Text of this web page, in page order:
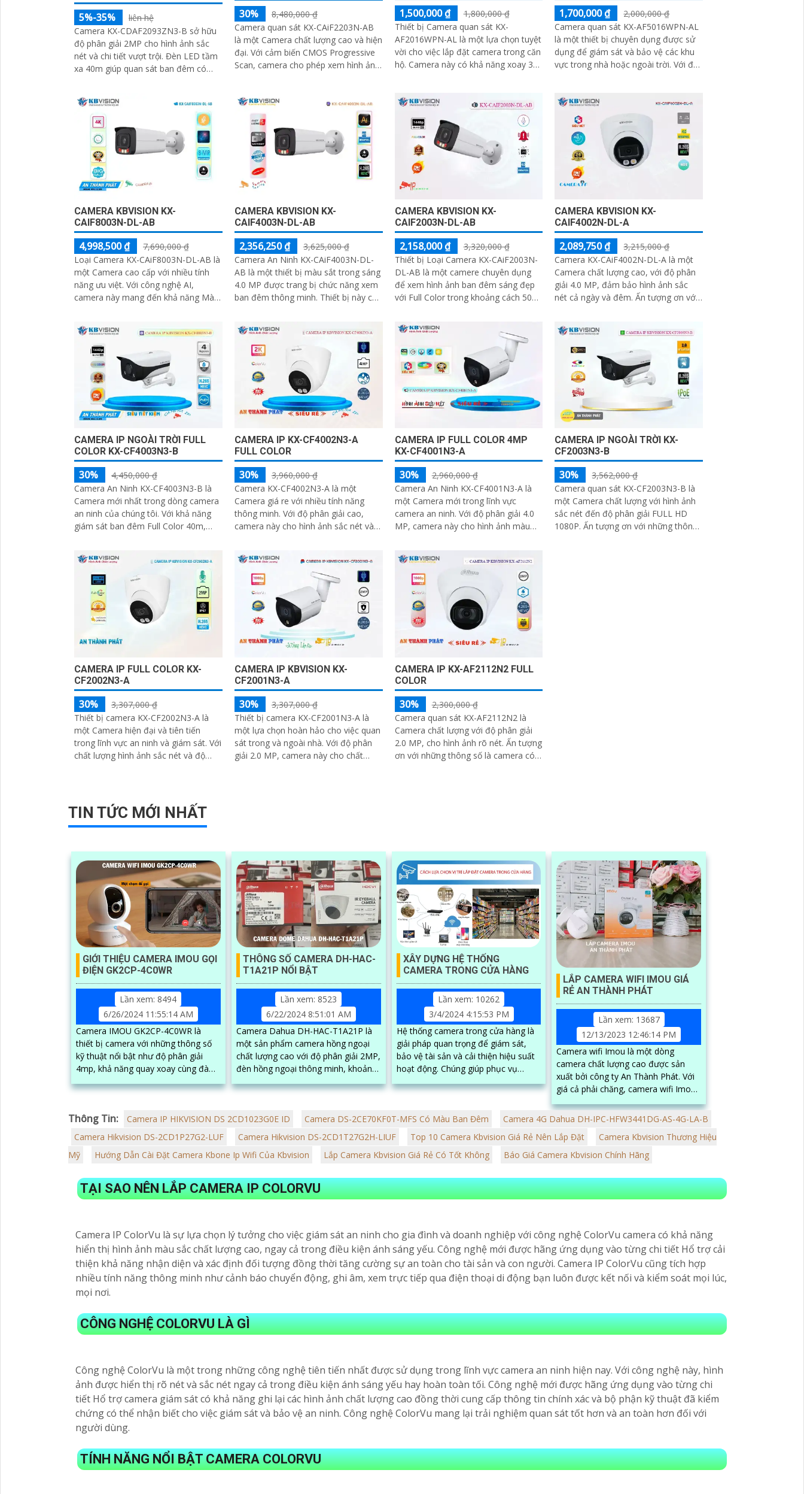
5%-35%
liên hệ
Camera KX-CDAF2093ZN3-B sở hữu
độ phân giải 2MP cho hình ảnh sắc
nét và chi tiết vượt trội. Đèn LED tầm
xa 40m giúp quan sát ban đêm có
30%
8,480,000 ₫
Camera quan sát KX-CAiF2203N-AB
là một Camera chất lượng cao và hiện
đại. Với cảm biến CMOS Progressive
Scan, camera cho phép xem hình ảnh
đến 30m
1,500,000 ₫
1,800,000 ₫
Thiết bị Camera quan sát KX-
AF2016WPN-AL là một lựa chọn tuyệt
vời cho việc lắp đặt camera trong căn
hộ. Camera này có khả năng xoay 360
1,700,000 ₫
2,000,000 ₫
Camera quan sát KX-AF5016WPN-AL
là một thiết bị chuyên dụng được sử
dụng để giám sát và bảo vệ các khu
vực trong nhà hoặc ngoài trời. Với độ
xem hình ảnh rõ nét và chi tiết
CAMERA KBVISION KX-
CAIF8003N-DL-AB
4,998,500 ₫
7,690,000 ₫
Loại Camera KX-CAiF8003N-DL-AB là
một Camera cao cấp với nhiều tính
năng ưu việt. Với công nghệ AI,
camera này mang đến khả năng Màu
CAMERA KBVISION KX-
CAIF4003N-DL-AB
2,356,250 ₫
3,625,000 ₫
Camera An Ninh KX-CAiF4003N-DL-
AB là một thiết bị màu sắt trong sáng
4.0 MP được trang bị chức năng xem
ban đêm thông minh. Thiết bị này có
CAMERA KBVISION KX-
CAIF2003N-DL-AB
2,158,000 ₫
3,320,000 ₫
Thiết bị Loại Camera KX-CAiF2003N-
DL-AB là một camere chuyên dụng
để xem hình ảnh ban đêm sáng đẹp
với Full Color trong khoảng cách 50m.
HD...
CAMERA KBVISION KX-
CAIF4002N-DL-A
2,089,750 ₫
3,215,000 ₫
Camera KX-CAiF4002N-DL-A là một
Camera chất lượng cao, với độ phân
giải 4.0 MP, đảm bảo hình ảnh sắc
nét cả ngày và đêm. Ấn tượng ơn với
CAMERA IP NGOÀI TRỜI FULL
COLOR KX-CF4003N3-B
30%
4,450,000 ₫
Camera An Ninh KX-CF4003N3-B là
Camera mới nhất trong dòng camera
an ninh của chúng tôi. Với khả năng
giám sát ban đêm Full Color 40m,
điều kiện thiếu ánh sáng
CAMERA IP KX-CF4002N3-A
FULL COLOR
30%
3,960,000 ₫
Camera KX-CF4002N3-A là một
Camera giá re với nhiều tính năng
thông minh. Với độ phân giải cao,
camera này cho hình ảnh sắc nét và
CAMERA IP FULL COLOR 4MP
KX-CF4001N3-A
30%
2,960,000 ₫
Camera An Ninh KX-CF4001N3-A là
một Camera mới trong lĩnh vực
camera an ninh. Với độ phân giải 4.0
MP, camera này cho hình ảnh màu
CAMERA IP NGOÀI TRỜI KX-
CF2003N3-B
30%
3,562,000 ₫
Camera quan sát KX-CF2003N3-B là
một Camera chất lượng với hình ảnh
sắc nét đến độ phân giải FULL HD
1080P. Ấn tượng ơn với những thông
CAMERA IP FULL COLOR KX-
CF2002N3-A
30%
3,307,000 ₫
Thiết bị camera KX-CF2002N3-A là
một Camera hiện đại và tiên tiến
trong lĩnh vực an ninh và giám sát. Với
chất lượng hình ảnh sắc nét và độ
sát
CAMERA IP KBVISION KX-
CF2001N3-A
30%
3,307,000 ₫
Thiết bị camera KX-CF2001N3-A là
một lựa chọn hoàn hảo cho việc quan
sát trong và ngoài nhà. Với độ phân
giải 2.0 MP, camera này cho chất
CAMERA IP KX-AF2112N2 FULL
COLOR
30%
2,300,000 ₫
Camera quan sát KX-AF2112N2 là
Camera chất lượng với độ phân giải
2.0 MP, cho hình ảnh rõ nét. Ấn tượng
ơn với những thông số là camera có
TIN TỨC MỚI NHẤT
GIỚI THIỆU CAMERA IMOU GỌI
ĐIỆN GK2CP-4C0WR
Lần xem: 8494
6/26/2024 11:55:14 AM
Camera IMOU GK2CP-4C0WR là
thiết bị camera với những thông số
kỹ thuật nổi bật như độ phân giải
4mp, khả năng quay xoay cùng đàm
thoại 2 chiều, công nghệ AI thông
minh giúp phát...
THÔNG SỐ CAMERA DH-HAC-
T1A21P NỔI BẬT
Lần xem: 8523
6/22/2024 8:51:01 AM
Camera Dahua DH-HAC-T1A21P là
một sản phẩm camera hồng ngoại
chất lượng cao với độ phân giải 2MP,
đèn hồng ngoại thông minh, khoảng
cách quan sát lên đến 10m trong
điều kiện ánh...
XÂY DỰNG HỆ THỐNG
CAMERA TRONG CỬA HÀNG
Lần xem: 10262
3/4/2024 4:15:53 PM
Hệ thống camera trong cửa hàng là
giải pháp quan trọng để giám sát,
bảo vệ tài sản và cải thiện hiệu suất
hoạt động. Chúng giúp phục vụ
khách hàng tốt hơn, đảm bảo an
ninh cho cửa hàng và ngăn chặn
LẮP CAMERA WIFI IMOU GIÁ
RẺ AN THÀNH PHÁT
Lần xem: 13687
12/13/2023 12:46:14 PM
Camera wifi Imou là một dòng
camera chất lượng cao được sản
xuất bởi công ty An Thành Phát. Với
giá cả phải chăng, camera wifi Imou
mang lại cho người dùng nhiều tính
năng và khả năng giám sát an ninh
Thông Tin: Camera IP HIKVISION DS 2CD1023G0E ID Camera DS-2CE70KF0T-MFS Có Màu Ban Đêm
Camera 4G Dahua DH-IPC-HFW3441DG-AS-4G-LA-B
Camera Hikvision DS-2CD1P27G2-LUF
Camera Hikvision DS-2CD1T27G2H-LIUF Top 10 Camera Kbvision Giá Rẻ Nên Lắp Đặt
Camera Kbvision Thương Hiệu
Mỹ
Hướng Dẫn Cài Đặt Camera Kbone Ip Wifi Của Kbvision Lắp Camera Kbvision Giá Rẻ Có Tốt Không Báo Giá Camera Kbvision Chính Hãng
TẠI SAO NÊN LẮP CAMERA IP COLORVU
Camera IP ColorVu là sự lựa chọn lý tưởng cho việc giám sát an ninh cho gia đình và doanh nghiệp với công nghệ ColorVu camera có khả năng
hiển thị hình ảnh màu sắc chất lượng cao, ngay cả trong điều kiện ánh sáng yếu. Công nghệ mới được hãng ứng dụng vào từng chi tiết Hổ trợ cải
thiện khả năng nhận diện và xác định đối tượng đồng thời tăng cường sự an toàn cho tài sản và con người. Camera IP ColorVu cũng tích hợp
nhiều tính năng thông minh như cảnh báo chuyển động, ghi âm, xem trực tiếp qua điện thoại di động bạn luôn được kết nối và kiểm soát mọi lúc,
mọi nơi.
CÔNG NGHỆ COLORVU LÀ GÌ
Công nghệ ColorVu là một trong những công nghệ tiên tiến nhất được sử dụng trong lĩnh vực camera an ninh hiện nay. Với công nghệ này, hình
ảnh được hiển thị rõ nét và sắc nét ngay cả trong điều kiện ánh sáng yếu hay hoàn toàn tối. Công nghệ mới được hãng ứng dụng vào từng chi
tiết Hổ trợ camera giám sát có khả năng ghi lại các hình ảnh chất lượng cao đồng thời cung cấp thông tin chính xác và bộ phận kỹ thuật đã kiểm
chứng có thể nhận biết cho việc giám sát và bảo vệ an ninh. Công nghệ ColorVu mang lại trải nghiệm quan sát tốt hơn và an toàn hơn đối với
người dùng.
TÍNH NĂNG NỔI BẬT CAMERA COLORVU